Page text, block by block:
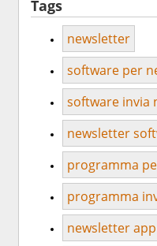
Tags
newsletter
software per
software invia
newsletter
programma
programma
newsletter app